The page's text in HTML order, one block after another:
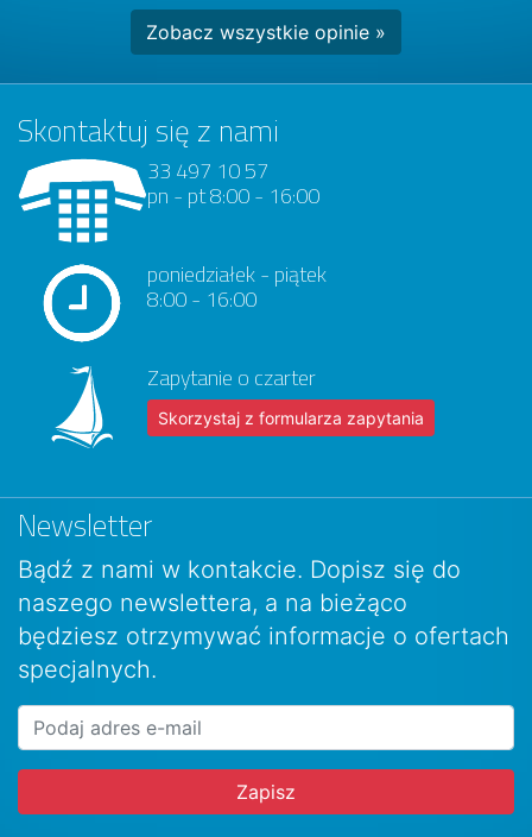
Zobacz wszystkie opinie »
Skontaktuj się z nami
33 497 10 57
pn - pt 8:00 - 16:00
poniedziałek - piątek
8:00 - 16:00
Zapytanie o czarter
Skorzystaj z formularza zapytania
Newsletter
Bądź z nami w kontakcie. Dopisz się do
naszego newslettera, a na bieżąco
będziesz otrzymywać informacje o ofertach
specjalnych.